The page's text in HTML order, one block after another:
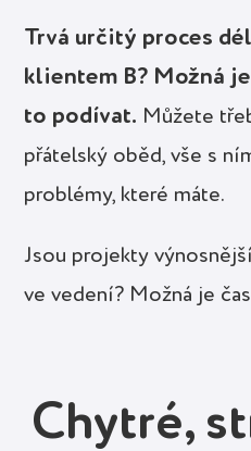
Trvá určitý proces
klientem B? Možná
to podívat. Můžete
přátelský oběd, vše s
problémy, které máte.
Jsou projekty
ve vedení? Možná je
Chytré,